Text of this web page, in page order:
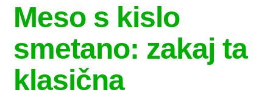
Meso s kislo
smetano: zakaj ta
klasična